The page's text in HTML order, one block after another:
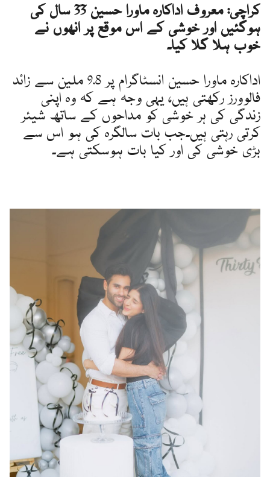
کراچی: معروف اداکارہ ماورا حسین 33 سال کی
ہوگئیں اور خوشی کے اس موقع پر انھوں نے
خوب ہلا گلا کیا۔
اداکارہ ماورا حسین انسٹاگرام پر 9.8 ملین سے زائد
فالوورز رکھتی ہیں، یہی وجہ ہے کہ وہ اپنی
زندگی کی ہر خوشی کو مداحوں کے ساتھ شیئر
کرتی رہتی ہیں۔جب بات سالگرہ کی ہو اس سے
بڑی خوشی کی اور کیا بات ہوسکتی ہے۔